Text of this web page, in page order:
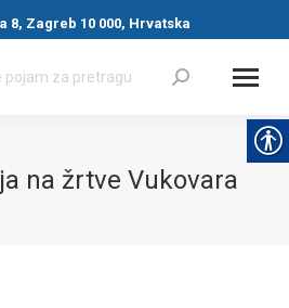
8, Zagreb 10 000, Hrvatska
na žrtve Vukovara